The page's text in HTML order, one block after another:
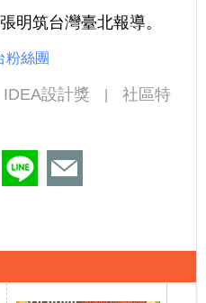
明筑台灣臺北報導。
粉絲團
IDEA設計獎
社區特